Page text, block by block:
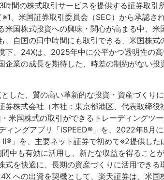
間の株式取引サービスを提供する証券取引
、米国証券取引委員会（SEC）から承認され
国株式投資への興味・関心が高まる中、米
、自国の日中時間にも取引できる、米国株式
下、24Xは、2025年中に公平かつ透明性の
業の成長を期待した、時差の制約がない投
した、質の高い革新的な投資・資産づくり
株式会社（本社：東京都港区、代表取締役
米国株式の取引ができるトレーディングツ
ィングアプリ「iSPEED®」を、2022年8月
」を、主要ネット証券で初めて※2提供した
中も有効に活用し、新たな収益を得ること
式を快適に、長期の資産づくりに活用できる
への出資を契機として、楽天証券は、米国